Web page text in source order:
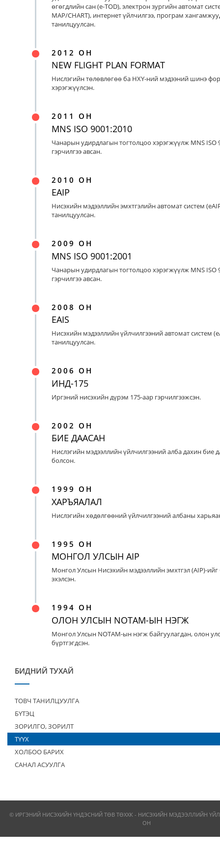
өгөгдлийн сан (e-TOD), электрон зургийн автомат
MAP/CHART), интернет үйлчилгээ, програм
танилцуулсан.
2012 ОН
NEW FLIGHT PLAN FORMAT
Нислэгийн төлөвлөгөө ба НХҮ-ний мэдээний шинэ
хэрэгжүүлсэн.
2011 ОН
MNS ISO 9001:2010
Чанарын удирдлагын тогтолцоо хэрэгжүүлж MNS ISO
гэрчилгээ авсан.
2010 ОН
EAIP
Нисэхийн мэдээллийн эмхтгэлийн автомат систем
танилцуулсан.
2009 ОН
MNS ISO 9001:2001
Чанарын удирдлагын тогтолцоо хэрэгжүүлж MNS ISO
гэрчилгээ авсан.
2008 ОН
EAIS
Нисэхийн мэдээллийн үйлчилгээний автомат систем
танилцуулсан.
2006 ОН
ИНД-175
Иргэний нисэхийн дүрэм 175-аар гэрчилгээжсэн.
2002 ОН
БИЕ ДААСАН
Нислэгийн мэдээллийн үйлчилгээний алба дахин бие
болсон.
1999 ОН
ХАРЪЯАЛАЛ
Нислэгийн хөдөлгөөний үйлчилгээний албаны
1995 ОН
МОНГОЛ УЛСЫН AIP
Монгол Улсын Нисэхийн мэдээллийн эмхтгэл (AIP)-
эхэлсэн.
1994 ОН
ОЛОН УЛСЫН NOTAM-ЫН НЭГЖ
Монгол Улсын NOTAM-ын нэгж байгуулагдан, олон
бүртгэгдсэн.
БИДНИЙ ТУХАЙ
ТОВЧ ТАНИЛЦУУЛГА
БҮТЭЦ
ЗОРИЛГО, ЗОРИЛТ
ТҮҮХ
ХОЛБОО БАРИХ
САНАЛ АСУУЛГА
© ИРГЭНИЙ НИСЭХИЙН ҮНДЭСНИЙ ТӨВ ТӨХХК - НИСЭХИЙН МЭДЭЭЛЛИЙН
ОН